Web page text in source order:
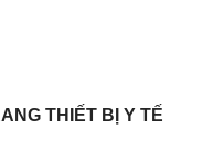
THIẾT BỊ Y TẾ